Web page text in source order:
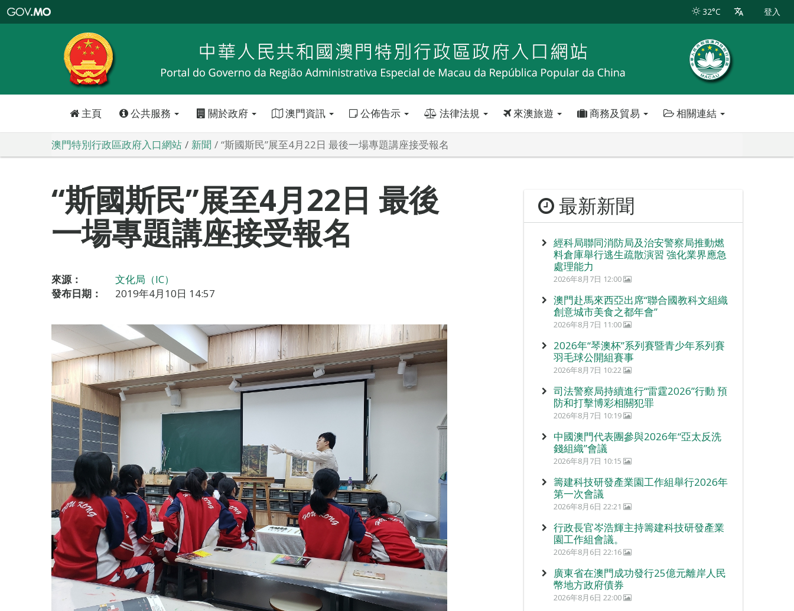
特
政
區
政
口
32°C 登入
主頁 公共服務 關於政府 澳門資訊 公佈告示 法律法規 來澳旅遊 商務及貿易 相關連結
澳門特別行政區政府入口網站 新聞 “斯國斯民”展至4月22日 最後一場專題講座接受報名
“斯國斯民”展至4月22日 最後
一場專題講座接受報名
來源：
文化局（IC）
發布日期：
2019年4月10日 14:57
最新新聞
經科局聯同消防局及治安警察局推動燃
料倉庫舉行逃生疏散演習 強化業界應急
處理能力
2026年8月7日 12:00
澳門赴馬來西亞出席“聯合國教科文組織
創意城市美食之都年會”
2026年8月7日 11:00
2026年“琴澳杯”系列賽暨青少年系列賽
羽毛球公開組賽事
2026年8月7日 10:22
司法警察局持續進行“雷霆2026”行動 預
防和打擊博彩相關犯罪
2026年8月7日 10:19
中國澳門代表團參與2026年“亞太反洗
錢組織”會議
2026年8月7日 10:15
籌建科技研發產業園工作組舉行2026年
第一次會議
2026年8月6日 22:21
行政長官岑浩輝主持籌建科技研發產業
園工作組會議。
2026年8月6日 22:16
廣東省在澳門成功發行25億元離岸人民
幣地方政府債券
2026年8月6日 22:00